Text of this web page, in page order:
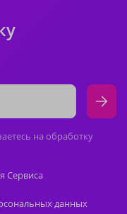
на обработку
Сервиса
данных